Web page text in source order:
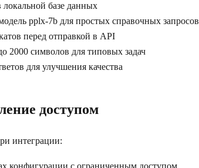
базе данных
pplx-7b для простых справочных запросов
перед отправкой в API
2000 символов для типовых задач
для улучшения качества
доступом
интеграции:
конфигурации с ограниченным доступом